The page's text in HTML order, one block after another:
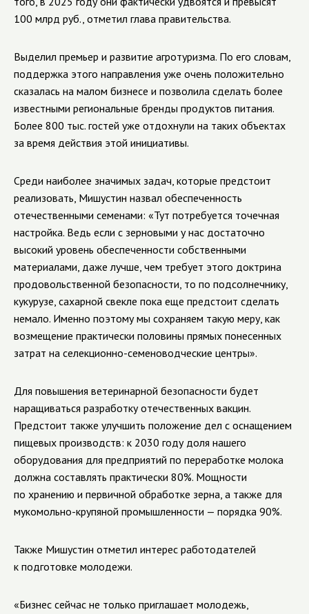
100 млрд руб., отметил глава правительства.
Выделил премьер и развитие агротуризма. По его словам,
поддержка этого направления уже очень положительно
сказалась на малом бизнесе и позволила сделать более
известными региональные бренды продуктов питания.
Более 800 тыс. гостей уже отдохнули на таких объектах
за время действия этой инициативы.
Среди наиболее значимых задач, которые предстоит
реализовать, Мишустин назвал обеспеченность
отечественными семенами: «Тут потребуется точечная
настройка. Ведь если с зерновыми у нас достаточно
высокий уровень обеспеченности собственными
материалами, даже лучше, чем требует этого доктрина
продовольственной безопасности, то по подсолнечнику,
кукурузе, сахарной свекле пока еще предстоит сделать
немало. Именно поэтому мы сохраняем такую меру, как
возмещение практически половины прямых понесенных
затрат на селекционно-семеноводческие центры».
Для повышения ветеринарной безопасности будет
наращиваться разработку отечественных вакцин.
Предстоит также улучшить положение дел с оснащением
пищевых производств: к 2030 году доля нашего
оборудования для предприятий по переработке молока
должна составлять практически 80%. Мощности
по хранению и первичной обработке зерна, а также для
мукомольно-крупяной промышленности — порядка 90%.
Также Мишустин отметил интерес работодателей
к подготовке молодежи.
«Бизнес сейчас не только приглашает молодежь,